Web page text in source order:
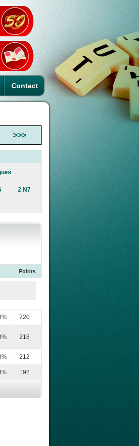
Contact
>>>
2 N7
Points
220
218
212
192